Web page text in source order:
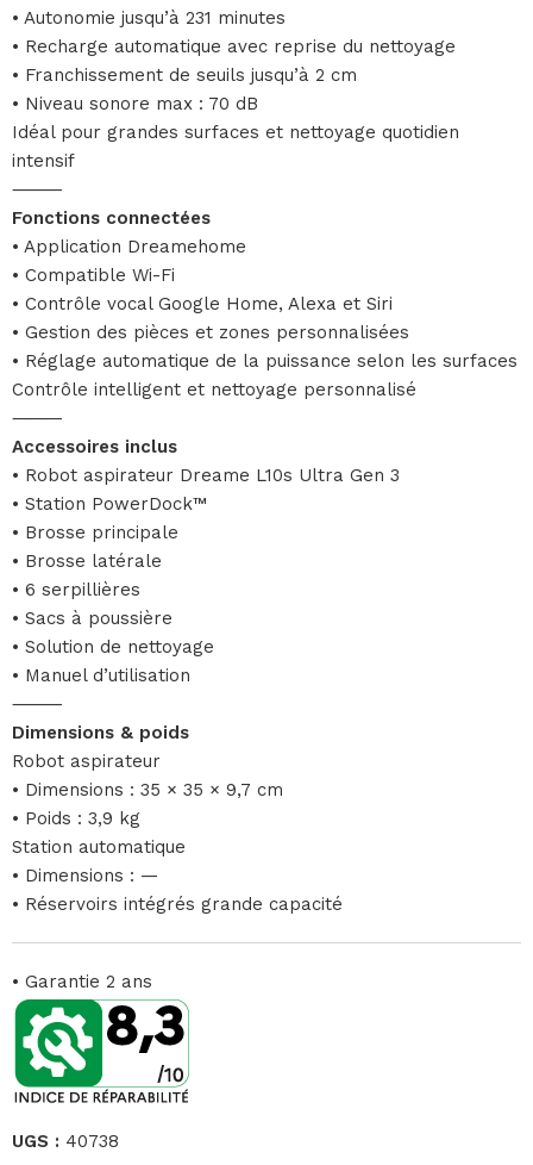
• Autonomie jusqu’à 231 minutes
• Recharge automatique avec reprise du nettoyage
• Franchissement de seuils jusqu’à 2 cm
• Niveau sonore max : 70 dB
Idéal pour grandes surfaces et nettoyage quotidien
intensif
⸻
Fonctions connectées
• Application Dreamehome
• Compatible Wi-Fi
• Contrôle vocal Google Home, Alexa et Siri
• Gestion des pièces et zones personnalisées
• Réglage automatique de la puissance selon les surfaces
Contrôle intelligent et nettoyage personnalisé
⸻
Accessoires inclus
• Robot aspirateur Dreame L10s Ultra Gen 3
• Station PowerDock™
• Brosse principale
• Brosse latérale
• 6 serpillières
• Sacs à poussière
• Solution de nettoyage
• Manuel d’utilisation
⸻
Dimensions & poids
Robot aspirateur
• Dimensions : 35 × 35 × 9,7 cm
• Poids : 3,9 kg
Station automatique
• Dimensions : —
• Réservoirs intégrés grande capacité
• Garantie 2 ans
UGS : 40738